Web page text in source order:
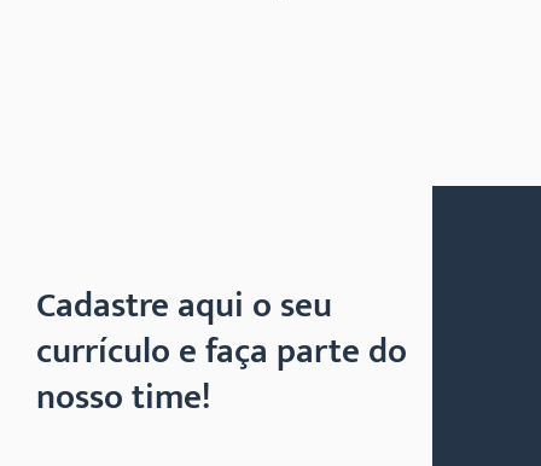
Cadastre aqui o seu
currículo e faça parte do
nosso time!